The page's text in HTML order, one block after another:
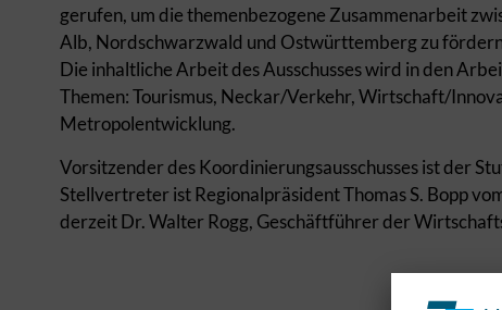
gerufen, um die themenbezogene Zusammenarbeit
Alb, Nordschwarzwald und Ostwürttemberg zu
Die inhaltliche Arbeit des Ausschusses wird in den
Themen: Tourismus, Neckar/Verkehr, Wirtschaft/
Metropolentwicklung.
Vorsitzender des Koordinierungsausschusses ist der
Stellvertreter ist Regionalpräsident Thomas S. Bopp
derzeit Dr. Walter Rogg, Geschäftführer der